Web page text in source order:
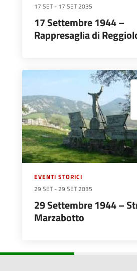
17 SET - 17 SET 2035
17 Settembre 1944 –
Rappresaglia di
EVENTI STORICI
29 SET -29 SET 2035
29 Settembre 1944 –
Marzabotto